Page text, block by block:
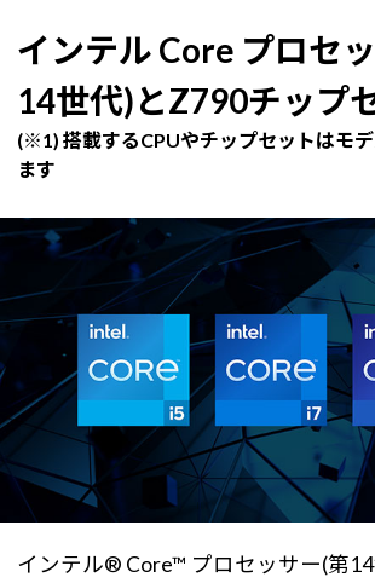
インテル Core プロセ
14世代)とZ790チップ
(※1) 搭載するCPUやチップセットはモ
ます
インテル® Core™ プロセッサー(第14